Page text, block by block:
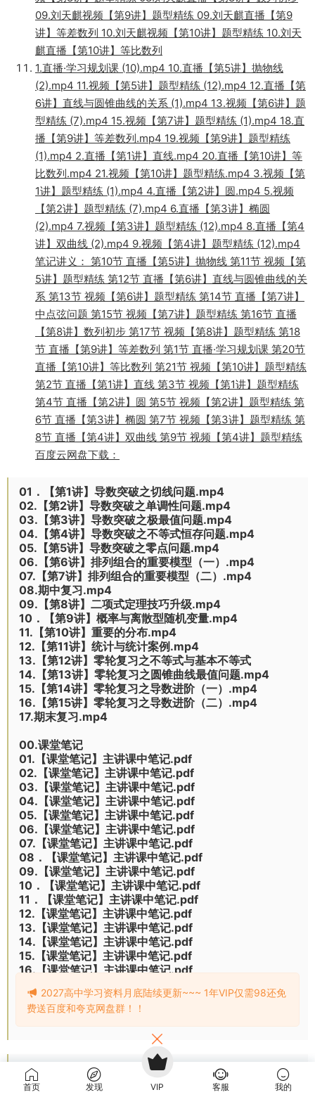
09.刘天麒视频【第9讲】题型精练 09.刘天麒直播【第9
讲】等差数列 10.刘天麒视频【第10讲】题型精练 10.刘天
麒直播【第10讲】等比数列
1.直播·学习规划课 (10).mp4 10.直播【第5讲】抛物线
(2).mp4 11.视频【第5讲】题型精练 (12).mp4 12.直播【第
6讲】直线与圆锥曲线的关系 (1).mp4 13.视频【第6讲】题
型精练 (7).mp4 15.视频【第7讲】题型精练 (1).mp4 18.直
播【第9讲】等差数列.mp4 19.视频【第9讲】题型精练
(1).mp4 2.直播【第1讲】直线.mp4 20.直播【第10讲】等
比数列.mp4 21.视频【第10讲】题型精练.mp4 3.视频【第
1讲】题型精练 (1).mp4 4.直播【第2讲】圆.mp4 5.视频
【第2讲】题型精练 (7).mp4 6.直播【第3讲】椭圆
(2).mp4 7.视频【第3讲】题型精练 (12).mp4 8.直播【第4
讲】双曲线 (2).mp4 9.视频【第4讲】题型精练 (12).mp4
笔记讲义： 第10节 直播【第5讲】抛物线 第11节 视频【第
5讲】题型精练 第12节 直播【第6讲】直线与圆锥曲线的关
系 第13节 视频【第6讲】题型精练 第14节 直播【第7讲】
中点弦问题 第15节 视频【第7讲】题型精练 第16节 直播
【第8讲】数列初步 第17节 视频【第8讲】题型精练 第18
节 直播【第9讲】等差数列 第1节 直播·学习规划课 第20节
直播【第10讲】等比数列 第21节 视频【第10讲】题型精练
第2节 直播【第1讲】直线 第3节 视频【第1讲】题型精练
第4节 直播【第2讲】圆 第5节 视频【第2讲】题型精练 第
6节 直播【第3讲】椭圆 第7节 视频【第3讲】题型精练 第
8节 直播【第4讲】双曲线 第9节 视频【第4讲】题型精练
百度云网盘下载：
01．【第1讲】导数突破之切线问题.mp4
02.【第2讲】导数突破之单调性问题.mp4
03.【第3讲】导数突破之极最值问题.mp4
04.【第4讲】导数突破之不等式恒存问题.mp4
05.【第5讲】导数突破之零点问题.mp4
06.【第6讲】排列组合的重要模型（一）.mp4
07.【第7讲】排列组合的重要模型（二）.mp4
08.期中复习.mp4
09.【第8讲】二项式定理技巧升级.mp4
10．【第9讲】概率与离散型随机变量.mp4
11.【第10讲】重要的分布.mp4
12.【第11讲】统计与统计案例.mp4
13.【第12讲】零轮复习之不等式与基本不等式
14.【第13讲】零轮复习之圆锥曲线最值问题.mp4
15.【第14讲】零轮复习之导数进阶（一）.mp4
16.【第15讲】零轮复习之导数进阶（二）.mp4
17.期末复习.mp4
00.课堂笔记
01.【课堂笔记】主讲课中笔记.pdf
02.【课堂笔记】主讲课中笔记.pdf
03.【课堂笔记】主讲课中笔记.pdf
04.【课堂笔记】主讲课中笔记.pdf
05.【课堂笔记】主讲课中笔记.pdf
06.【课堂笔记】主讲课中笔记.pdf
07.【课堂笔记】主讲课中笔记.pdf
08．【课堂笔记】主讲课中笔记.pdf
09.【课堂笔记】主讲课中笔记.pdf
10．【课堂笔记】主讲课中笔记.pdf
11．【课堂笔记】主讲课中笔记.pdf
12.【课堂笔记】主讲课中笔记.pdf
13.【课堂笔记】主讲课中笔记.pdf
14.【课堂笔记】主讲课中笔记.pdf
15.【课堂笔记】主讲课中笔记.pdf
16.【课堂笔记】主讲课中笔记.pdf
01．【第1讲】导数突破之切线问题.mp4
02.【第2讲】导数突破之单调性问题.mp4
首页 发现 VIP 客服 我的
2027高中学习资料月底陆续更新~~~ 1年VIP仅需98还免
费送百度和夸克网盘群！！